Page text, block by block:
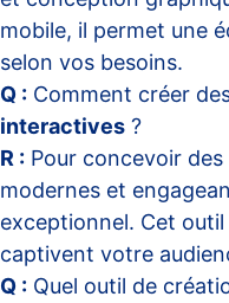
mobile, il permet une
selon vos besoins.
Q : Comment créer
interactives ?
R : Pour concevoir
modernes et
exceptionnel. Cet
captivent votre
Q : Quel outil de